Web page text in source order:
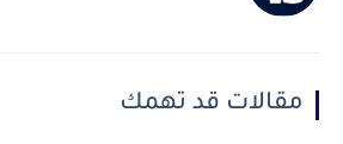
مقالات قد تهمك